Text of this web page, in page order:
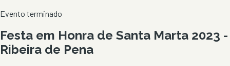
Evento terminado
Festa em Honra de Santa Marta 2023 -
Ribeira de Pena